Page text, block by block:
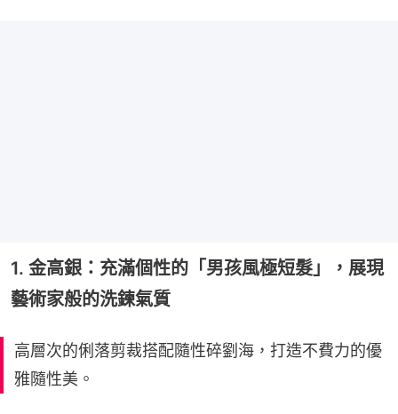
1. 金高銀：充滿個性的「男孩風極短髮」，展現
藝術家般的洗鍊氣質
高層次的俐落剪裁搭配隨性碎劉海，打造不費力的優
雅隨性美。